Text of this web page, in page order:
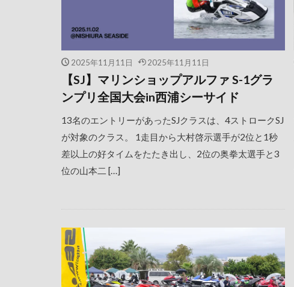
2025年11月11日 2025年11月11日
【SJ】マリンショップアルファ S-1グラ
ンプリ全国大会in西浦シーサイド
13名のエントリーがあったSJクラスは、4ストロークSJ
が対象のクラス。 1走目から大村啓示選手が2位と1秒
差以上の好タイムをたたき出し、2位の奥拳太選手と3
位の山本二 […]